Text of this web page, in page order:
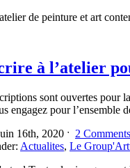
de peinture et art
à l’atelier
sont ouvertes pour
engagez pour l’ensemble
16th, 2020 ˑ 2 Comments
Actualites, Le